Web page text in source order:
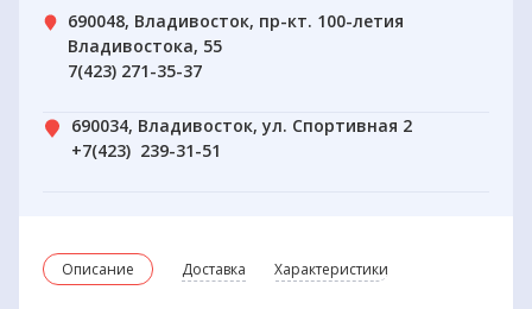
Описание Доставка Характеристики
690048, Владивосток, пр-кт. 100-летия
Владивостока, 55
7(423) 271-35-37
690034, Владивосток, ул. Спортивная 2
+7(423) 239-31-51